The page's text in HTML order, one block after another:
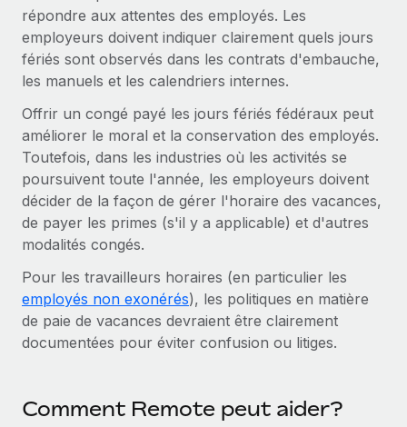
Comment Phiture gère ses 55 employés
répartis dans 19 pays grâce à Remote
Phiture, un leader notable du conseil en matière de
croissance mobile internationale, encourage les...
En savoir plus
répondre aux attentes des employés. Les
employeurs doivent indiquer clairement quels jours
fériés sont observés dans les contrats d'embauche,
les manuels et les calendriers internes.
Offrir un congé payé les jours fériés fédéraux peut
améliorer le moral et la conservation des employés.
Toutefois, dans les industries où les activités se
poursuivent toute l'année, les employeurs doivent
décider de la façon de gérer l'horaire des vacances,
de payer les primes (s'il y a applicable) et d'autres
modalités congés.
Pour les travailleurs horaires (en particulier les
employés non exonérés), les politiques en matière
de paie de vacances devraient être clairement
documentées pour éviter confusion ou litiges.
Comment Remote peut aider?